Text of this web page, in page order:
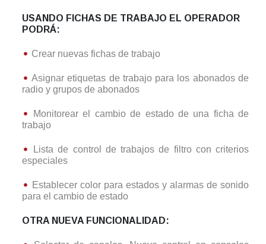
USANDO FICHAS DE TRABAJO EL OPERADOR
PODRÁ:
Crear nuevas fichas de trabajo
Asignar etiquetas de trabajo para los abonados de
radio y grupos de abonados
Monitorear el cambio de estado de una ficha de
trabajo
Lista de control de trabajos de filtro con criterios
especiales
Establecer color para estados y alarmas de sonido
para el cambio de estado
OTRA NUEVA FUNCIONALIDAD: